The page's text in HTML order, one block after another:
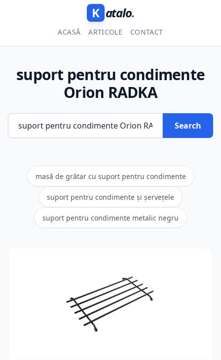
K atalo.
ACASĂ ARTICOLE CONTACT
suport pentru condimente
Orion RADKA
Search
masă de grătar cu suport pentru condimente
suport pentru condimente și șervețele
suport pentru condimente metalic negru